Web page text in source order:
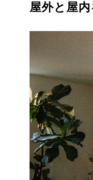
屋外と屋